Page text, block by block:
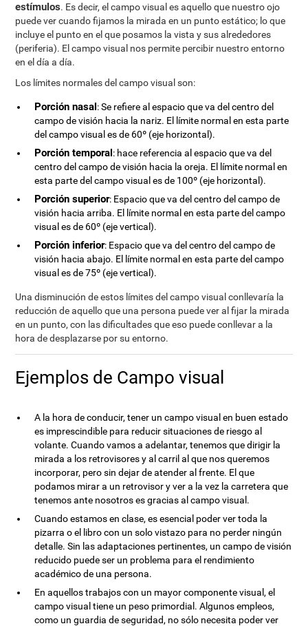
estímulos. Es decir, el campo visual es aquello que nuestro ojo
puede ver cuando fijamos la mirada en un punto estático; lo que
incluye el punto en el que posamos la vista y sus alrededores
(periferia). El campo visual nos permite percibir nuestro entorno
en el día a día.
Los límites normales del campo visual son:
Porción nasal: Se refiere al espacio que va del centro del
campo de visión hacia la nariz. El límite normal en esta parte
del campo visual es de 60º (eje horizontal).
Porción temporal: hace referencia al espacio que va del
centro del campo de visión hacia la oreja. El límite normal en
esta parte del campo visual es de 100º (eje horizontal).
Porción superior: Espacio que va del centro del campo de
visión hacia arriba. El límite normal en esta parte del campo
visual es de 60º (eje vertical).
Porción inferior: Espacio que va del centro del campo de
visión hacia abajo. El límite normal en esta parte del campo
visual es de 75º (eje vertical).
Una disminución de estos límites del campo visual conllevaría la
reducción de aquello que una persona puede ver al fijar la mirada
en un punto, con las dificultades que eso puede conllevar a la
hora de desplazarse por su entorno.
Ejemplos de Campo visual
A la hora de conducir, tener un campo visual en buen estado
es imprescindible para reducir situaciones de riesgo al
volante. Cuando vamos a adelantar, tenemos que dirigir la
mirada a los retrovisores y al carril al que nos queremos
incorporar, pero sin dejar de atender al frente. El que
podamos mirar a un retrovisor y ver a la vez la carretera que
tenemos ante nosotros es gracias al campo visual.
Cuando estamos en clase, es esencial poder ver toda la
pizarra o el libro con un solo vistazo para no perder ningún
detalle. Sin las adaptaciones pertinentes, un campo de visión
reducido puede ser un problema para el rendimiento
académico de una persona.
En aquellos trabajos con un mayor componente visual, el
campo visual tiene un peso primordial. Algunos empleos,
como un guardia de seguridad, no sólo necesita poder ver